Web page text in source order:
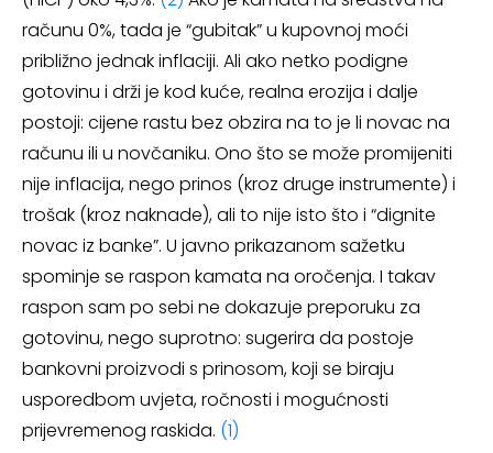
računu 0%, tada je “gubitak” u kupovnoj moći
približno jednak inflaciji. Ali ako netko podigne
gotovinu i drži je kod kuće, realna erozija i dalje
postoji: cijene rastu bez obzira na to je li novac na
računu ili u novčaniku. Ono što se može promijeniti
nije inflacija, nego prinos (kroz druge instrumente) i
trošak (kroz naknade), ali to nije isto što i “dignite
novac iz banke”. U javno prikazanom sažetku
spominje se raspon kamata na oročenja. I takav
raspon sam po sebi ne dokazuje preporuku za
gotovinu, nego suprotno: sugerira da postoje
bankovni proizvodi s prinosom, koji se biraju
usporedbom uvjeta, ročnosti i mogućnosti
prijevremenog raskida. (1)